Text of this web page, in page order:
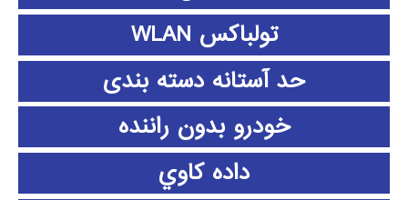
تولباکس WLAN
حد آستانه دسته بندی
خودرو بدون راننده
داده كاوي